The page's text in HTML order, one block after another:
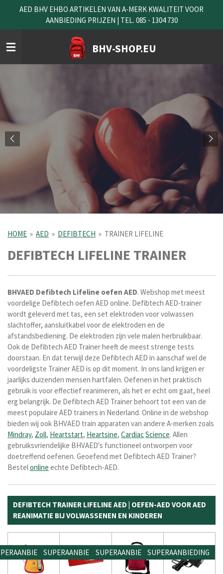
naar
de
hoofdinhoud
BHV-SHOP.EU
AED BHV EHBO ARTIKELEN VAN A-MERK KWALITEIT VOOR
AANBIEDING PRIJZEN | TEL. 085 - 1304 730
HOME » AED » DEFIBTECH » TRAINER LIFELINE
DEFIBTECH LIFELINE TRAINER
BHVAED Defibtech Lifeline oefen AED. Webshop met meest
voordelige Defibtech oefen AED online. Defibtech AED-trainer
wordt geleverd met tas, een set elektroden voor volwassen
slachtoffer, aansluitkabel voor de elektroden en de
afstandsbediening. De elektroden zijn vele malen herbruikbaar.
Ook de Defibtech AED Trainer heeft de meest strenge tests
doorstaan. En dat terwijl deze Defibtech AED in aanschaf wel de
voordeligste Trainer AED is op dit moment. In ons land krijgen er
jaarlijks duizenden mensen hartfalen. Oefenen in het praktisch
gebruik is voor effectief reanimeren, als het er echt om gaat, heel
erg belangrijk. De Defibtech AED Trainer behoort tot een van de
meest populaire AED trainers in Nederland. Online in de webshop
bieden wij ook BHVAED train apparaten van andere A-merken zoals
Mindray, Zoll, Heartstart, Heartsine, CardiacScience. Allen
gebruiksvriendelijke BHVAED's functioneel ontworpen voor
doetreffend oefenen. Geoefend met Defibtech AED Trainer?
Bestelonline echte Defibtech-AED.
DEFIBTECH TRAINER LIFELINE AED | OEFEN-AED VOOR AED
REANIMATIE BIJ VOLWASSENEN EN KINDEREN
SUPERAANBIEDINGSUPERAANBIEDINGSUPERAANBIEDING